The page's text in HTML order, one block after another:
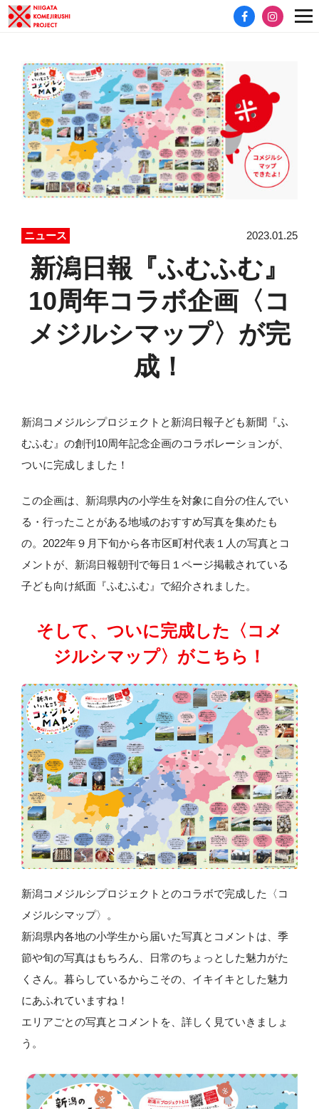
ニュース 2023.01.25
新潟日報『ふむふむ』
10周年コラボ企画〈コ
メジルシマップ〉が完
成！
新潟コメジルシプロジェクトと新潟日報子ども新聞『ふ
むふむ』の創刊10周年記念企画のコラボレーションが、
ついに完成しました！
この企画は、新潟県内の小学生を対象に自分の住んでい
る・行ったことがある地域のおすすめ写真を集めたも
の。2022年９月下旬から各市区町村代表１人の写真とコ
メントが、新潟日報朝刊で毎日１ページ掲載されている
子ども向け紙面『ふむふむ』で紹介されました。
そして、ついに完成した〈コメ
ジルシマップ〉がこちら！
新潟コメジルシプロジェクトとのコラボで完成した〈コ
メジルシマップ〉。
新潟県内各地の小学生から届いた写真とコメントは、季
節や旬の写真はもちろん、日常のちょっとした魅力がた
くさん。暮らしているからこその、イキイキとした魅力
にあふれていますね！
エリアごとの写真とコメントを、詳しく見ていきましょ
う。